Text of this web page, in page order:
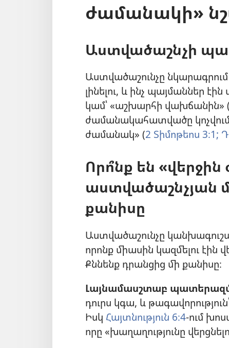
ժամանակի»
Աստվածաշնչի
Աստվածաշունչը նկարագրում
լինելու, և ինչ պայմաններ
կամ՝ «աշխարհի վախճանին» (
ժամանակահատվածը կոչվում
ժամանակ» (2 Տիմոթեոս 3։1;
Որո՞նք են
աստվածաշնչյան
քանիսը
Աստվածաշունչը
որոնք միասին կազմելու էին
Քննենք դրանցից մի քանիսը։
Լայնամասշտաբ
դուրս կգա, և
Իսկ Հայտնություն 6։4-ում
որը «խաղաղությունը